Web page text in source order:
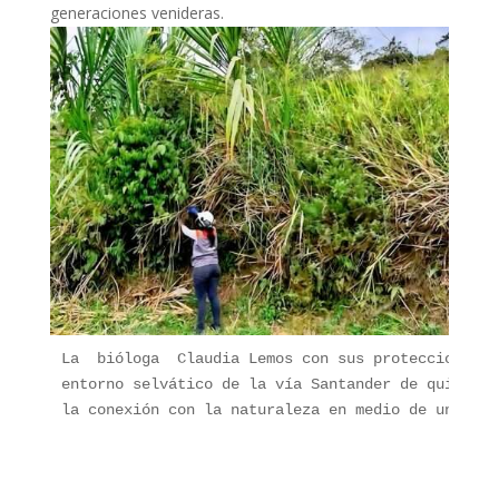
generaciones venideras.
La  bióloga  Claudia Lemos con sus
entorno selvático de la vía Santander de
la conexión con la naturaleza en medio de un